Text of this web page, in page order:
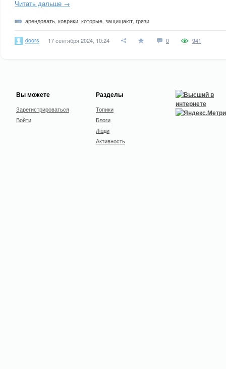
Читать дальше →
арендовать коврики которые защищают грязи
doors 17 сентября 2024, 10:24 0 941
Вы можете
Зарегистрироваться
Войти
Разделы
Топики
Блоги
Люди
Активность